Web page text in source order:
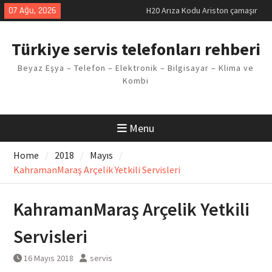
Skip
to
07 Ağu, 2026
H20 Arıza Kodu Ariston çamaşır
makinesi Sorunu
Arçelik buzdolabı F5 Hatası
Vaillant çamaşır makinesi E03
Arıza Kodu
Türkiye servis telefonları rehberi
Beyaz Eşya – Telefon – Elektronik – Bilgisayar – Klima ve
Kombi
Menu
Home 2018
Mayıs
KahramanMaraş Arçelik Yetkili Servisleri
KahramanMaraş Arçelik Yetkili
Servisleri
16 Mayıs 2018 servis